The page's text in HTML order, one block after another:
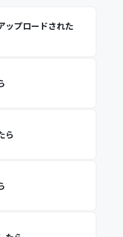
ップロードされた
ら